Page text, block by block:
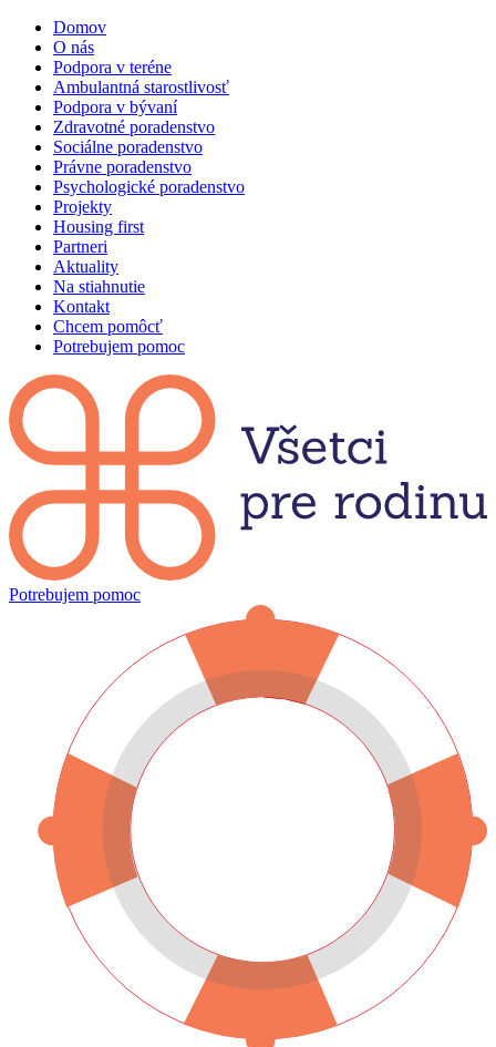
Domov
O nás
Podpora v teréne
Ambulantná starostlivosť
Podpora v bývaní
Zdravotné poradenstvo
Sociálne poradenstvo
Právne poradenstvo
Psychologické poradenstvo
Projekty
Housing first
Partneri
Aktuality
Na stiahnutie
Kontakt
Chcem pomôcť
Potrebujem pomoc
Potrebujem pomoc